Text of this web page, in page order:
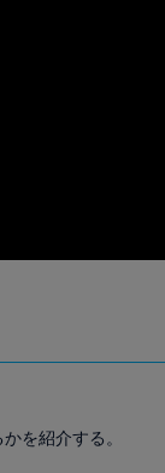
を紹介する。